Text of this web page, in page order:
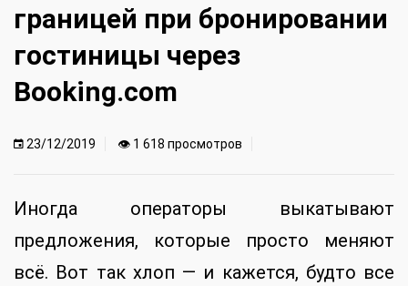
границей при бронировании
гостиницы через
Booking.com
23/12/2019 👁 1 618 просмотров
Иногда операторы выкатывают
предложения, которые просто меняют
всё. Вот так хлоп — и кажется, будто все